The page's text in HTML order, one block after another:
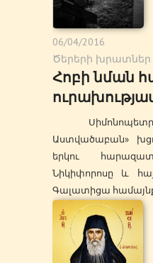
06/04/2016
Ծերերի խրատներ
Հոբի նման
Աստվածաբան»
երկու
Նիկիփորոսը և
Գալատիցա